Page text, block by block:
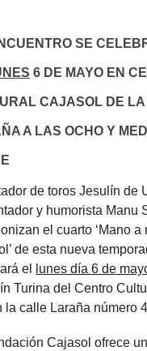
SE
6 DE MAYO EN
CAJASOL DE
A LAS OCHO Y
de toros Jesulín de
y humorista Manu
el cuarto ‘Mano a
de esta nueva
el
lunes día 6 de
Turina del Centro
la calle Laraña número
Cajasol ofrece